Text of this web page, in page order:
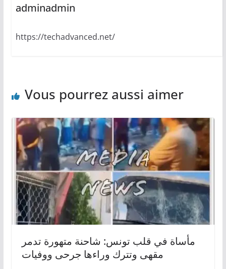
adminadmin
https://techadvanced.net/
Vous pourrez aussi aimer
مأساة في قلب تونس: شاحنة متهورة تدمر
مقهى وتترك وراءها جرحى ووفيات